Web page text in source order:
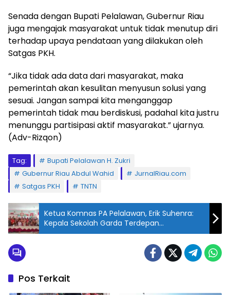
Senada dengan Bupati Pelalawan, Gubernur Riau
juga mengajak masyarakat untuk tidak menutup diri
terhadap upaya pendataan yang dilakukan oleh
Satgas PKH.
“Jika tidak ada data dari masyarakat, maka
pemerintah akan kesulitan menyusun solusi yang
sesuai. Jangan sampai kita menganggap
pemerintah tidak mau berdiskusi, padahal kita justru
menunggu partisipasi aktif masyarakat.” ujarnya.
(Adv-Rizqon)
Tag:
Bupati Pelalawan H. Zukri
Gubernur Riau Abdul Wahid
JurnalRiau.com
Satgas PKH
TNTN
Ketua Komnas PA Pelalawan, Erik Suhenra:
Kepala Sekolah Garda Terdepan
Perlindungan Anak di Sekolah
Pos Terkait